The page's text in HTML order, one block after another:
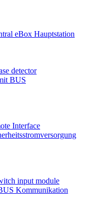
eBox Hauptstation
detector
BUS
Interface
input module
Kommunikation